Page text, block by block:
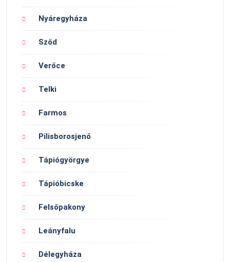
Nyáregyháza
Sződ
Verőce
Telki
Farmos
Pilisborosjenő
Tápiógyörgye
Tápióbicske
Felsőpakony
Leányfalu
Délegyháza